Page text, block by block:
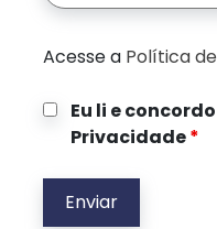
Acesse a Política
Eu li e
Privacidade*